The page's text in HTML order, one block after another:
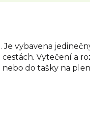
Je vybavena
Vytečení a
do tašky na